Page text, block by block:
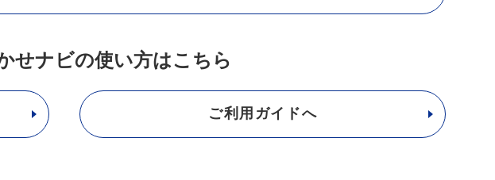
せナビの使い方はこちら
ご利用ガイドへ